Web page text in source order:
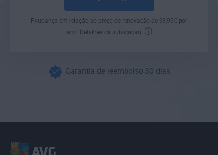
Poupança em relação ao preço de renovação de 93,99€ por
ano. Detalhes da subscrição
Garantia de reembolso 30 dias